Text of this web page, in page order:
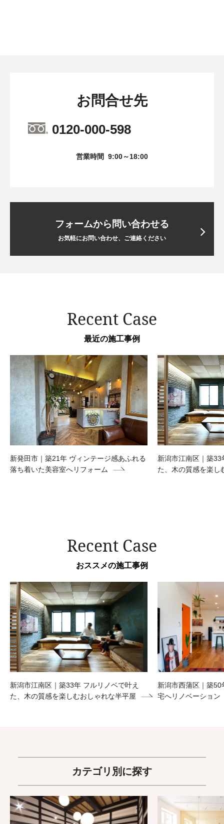
お問合せ先
0120-000-598
営業時間 9:00～18:00
フォームから問い合わせる
お気軽にお問い合わせ、ご連絡ください
Recent Case
最近の施工事例
新発田市｜築21年 ヴィンテージ感あふれる
落ち着いた美容室へリフォーム
新潟市江南区｜築
た、木の質感を楽し
Recent Case
おススメの施工事例
新潟市江南区｜築33年 フルリノベで叶え
た、木の質感を楽しむおしゃれな半平屋
新潟市西蒲区｜築
宅へリノベーション
カテゴリ別に探す